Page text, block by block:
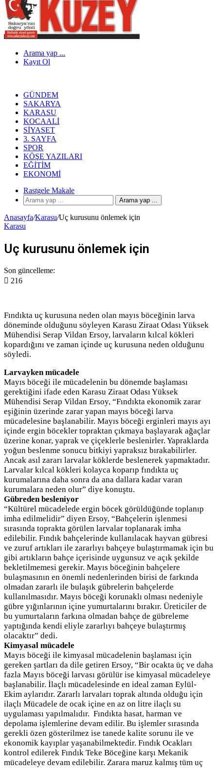
Arama yap ...
Kayıt Ol
GÜNDEM
SAKARYA
KARASU
KOCAALI
SIYASET
3. SAYFA
SPOR
KÖŞE YAZILARI
EĞITIM
EKONOMI
Rastgele Makale
Arama yap ...
Anasayfa/Karasu/Uç kurusunu önlemek için
Karasu
Uç kurusunu önlemek için
Son güncelleme:
216
Fındıkta uç kurusuna neden olan mayıs böceğinin larva
döneminde olduğunu söyleyen Karasu Ziraat Odası Yüksek
Mühendisi Serap Vildan Ersoy, larvaların kılcal kökleri
kopardığını ve zaman içinde uç kurusuna neden olduğunu
söyledi.
Larvayken mücadele
Mayıs böceği ile mücadelenin bu dönemde başlaması
gerektiğini ifade eden Karasu Ziraat Odası Yüksek
Mühendisi Serap Vildan Ersoy, “Fındıkta ekonomik zarar
eşiğinin üzerinde zarar yapan mayıs böceği larva
mücadelesine başlanabilir. Mayıs böceği erginleri mayıs ayı
içinde ergin böcekler topraktan çıkmaya başlayarak ağaçlar
üzerine konar, yaprak ve çiçeklerle beslenirler. Yapraklarda
yoğun beslenme sonucu bitkiyi yapraksız bırakabilirler.
Ancak asıl zararı larvalar köklerde beslenerek yapmaktadır.
Larvalar kılcal kökleri kolayca koparıp fındıkta uç
kurumalarına daha sonra da ana dallara kadar varan
kurumalara neden olur” diye konuştu.
Gübreden besleniyor
“Kültürel mücadelede ergin böcek görüldüğünde toplanıp
imha edilmelidir” diyen Ersoy, “Bahçelerin işlenmesi
sırasında toprakta görülen larvalar toplanarak imha
edilebilir. Fındık bahçelerinde kullanılacak hayvan gübresi
ve zuruf artıkları ile zararlıyı bahçeye bulaştırmamak için bu
gibi artıkların bahçe içerisinde uygunsuz ve açık şekilde
bekletilmemesi gerekir. Mayıs böceğinin bahçelere
bulaşmasının en önemli nedenlerinden birisi de farkında
olmadan zararlı ile bulaşık gübrelerin bahçelerde
kullanılmasıdır. Mayıs böceği korunaklı olması nedeniyle
gübre yığınlarının içine yumurtalarını bırakır. Üreticiler de
bu yumurtaların farkına olmadan bahçe de gübreleme
yaptığında kendi eliyle zararlıyı bahçeye bulaştırmış
olacaktır” dedi.
Kimyasal mücadele
Mayıs böceği ile kimyasal mücadelenin başlaması için
gereken şartları da dile getiren Ersoy, “Bir ocakta üç ve daha
fazla Mayıs böceği larvası görülür ise kimyasal mücadeleye
başlanabilir. İlaçlı mücadelesinde en ideal zaman Eylül-
Ekim aylarıdır. Zararlı larvaları toprak altında olduğu için
ilaçlı Mücadele de ocak içine en az on litre ilaçlı su
uygulaması yapılmalıdır. Fındıkta hasat, harman ve
depolama işlemlerine devam edilir. Bu işlemler sırasında
gerekli özen gösterilmez ise tanede kalite sorunu ile ve
ekonomik kayıplar yaşanabilmektedir. Fındık Ocakları
kontrol edilerek Fındık Teke Böceğine karşı Mekanik
mücadeleye devam edilebilir. Zarara maruz kalmış tüm uç